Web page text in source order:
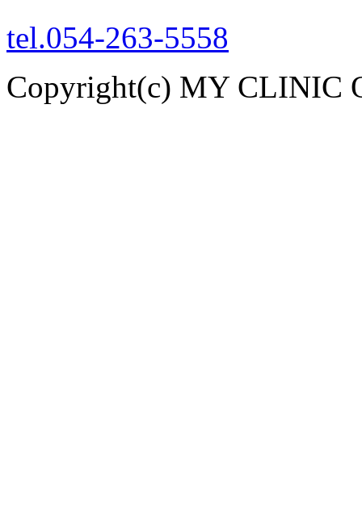
tel.054-263-5558
Copyright(c) MY CLINIC